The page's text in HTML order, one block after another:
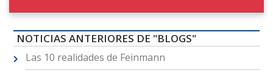
NOTICIAS ANTERIORES DE "BLOGS"
Las 10 realidades de Feinmann